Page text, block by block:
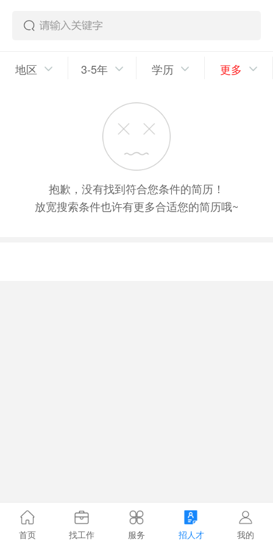
地区 3-5年 学历 更多
抱歉，没有找到符合您条件的简历！
放宽搜索条件也许有更多合适您的简历哦~
首页 找工作 服务 招人才 我的